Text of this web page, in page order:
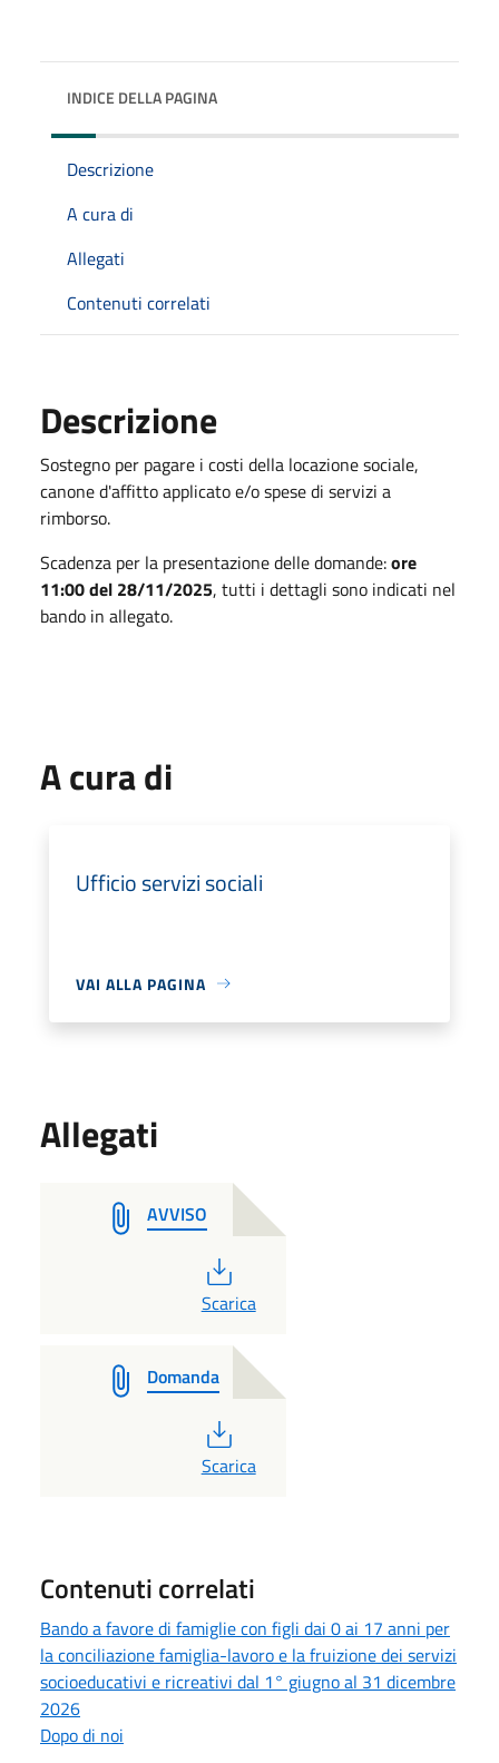
INDICE DELLA PAGINA
Descrizione
A cura di
Allegati
Contenuti correlati
Descrizione
Sostegno per pagare i costi della locazione sociale,
canone d'affitto applicato e/o spese di servizi a
rimborso.
Scadenza per la presentazione delle domande:ore
11:00 del 28/11/2025, tutti i dettagli sono indicati nel
bando in allegato.
A cura di
Ufficio servizi sociali
VAI ALLA PAGINA
Allegati
AVVISO
PDF
Scarica
Domanda
PDF
Scarica
Contenuti correlati
Bando a favore di famiglie con figli dai 0 ai 17 anni per
la conciliazione famiglia-lavoro e la fruizione dei servizi
socioeducativi e ricreativi dal 1° giugno al 31 dicembre
2026
Dopo di noi